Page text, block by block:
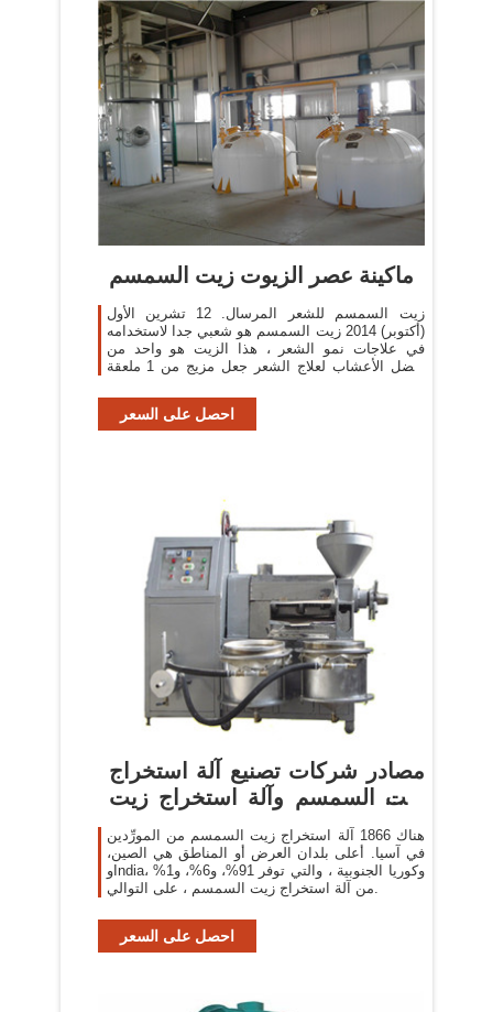
ماكينة عصر الزيوت زيت السمسم
زيت السمسم للشعر المرسال. 12 تشرين الأول
(أكتوبر) 2014 زيت السمسم هو شعبي جدا لاستخدامه
في علاجات نمو الشعر ، هذا الزيت هو واحد من
أفضل الأعشاب لعلاج الشعر جعل مزيج من 1 ملعقة
...
احصل على السعر
مصادر شركات تصنيع آلة استخراج
زيت السمسم وآلة استخراج زيت
هناك 1866 آلة استخراج زيت السمسم من المورِّدين
في آسيا. أعلى بلدان العرض أو المناطق هي الصين،
وIndia، وكوريا الجنوبية ، والتي توفر 91%، و6%، و1%
من آلة استخراج زيت السمسم ، على التوالي.
احصل على السعر